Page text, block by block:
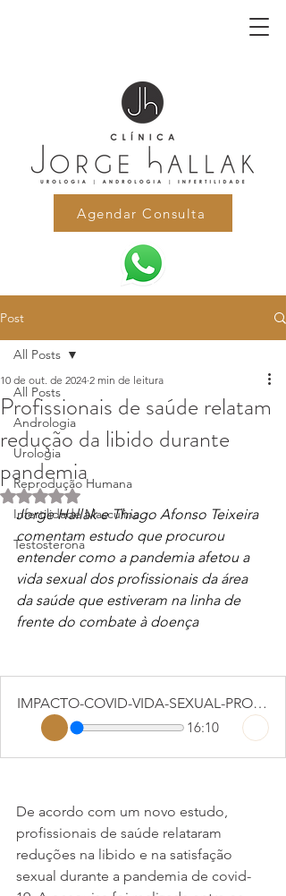
Agendar Consulta
Post
All Posts
Andrologia
Urologia
Reprodução Humana
Infertilidade Masculina
Testosterona
All Posts
Profissionais de saúde relatam
redução da libido durante
pandemia
10 de out. de 2024 2 min de leitura
Avaliado com NaN de 5 estrelas.
Jorge Hallak e Thiago Afonso Teixeira
comentam estudo que procurou
entender como a pandemia afetou a
vida sexual dos profissionais da área
da saúde que estiveram na linha de
frente do combate à doença
IMPACTO-COVID-VIDA-SEXUAL-PROF-JORGE-HALLAK-E-DR-THIAGO-AFONSO-ROXANE
16:10
De acordo com um novo estudo,
profissionais de saúde relataram
reduções na libido e na satisfação
sexual durante a pandemia de covid-